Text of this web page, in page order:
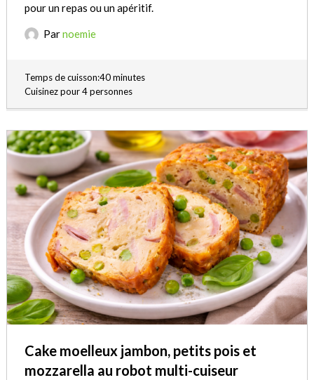
pour un repas ou un apéritif.
Parnoemie
Temps de cuisson:40 minutes
Cuisinez pour 4 personnes
Cake moelleux jambon, petits pois et
mozzarella au robot multi-cuiseur